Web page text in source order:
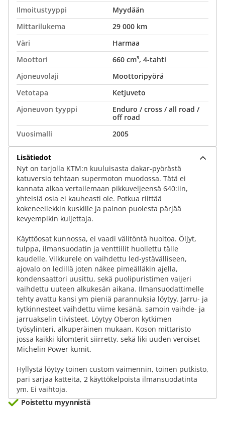
Ilmoitustyyppi
Myydään
Mittarilukema
29 000 km
Väri
Harmaa
Moottori
660 cm³, 4-tahti
Ajoneuvolaji
Moottoripyörä
Vetotapa
Ketjuveto
Ajoneuvon tyyppi
Enduro / cross / all road /
off road
Vuosimalli
2005
Lisätiedot
Nyt on tarjolla KTM:n kuuluisasta dakar-pyörästä
katuversio tehtaan supermoton muodossa. Tätä ei
kannata alkaa vertailemaan pikkuveljeensä 640:iin,
yhteisiä osia ei kauheasti ole. Potkua riittää
kokeneellekkin kuskille ja painon puolesta pärjää
kevyempikin kuljettaja.
Käyttöosat kunnossa, ei vaadi välitöntä huoltoa. Öljyt,
tulppa, ilmansuodatin ja venttiilit huollettu tälle
kaudelle. Vilkkurele on vaihdettu led-ystävälliseen,
ajovalo on ledillä joten näkee pimeälläkin ajella,
kondensaattori uusittu, sekä puolipuristimen vaijeri
vaihdettu uuteen alkukesän aikana. Ilmansuodattimelle
tehty avattu kansi ym pieniä parannuksia löytyy. Jarru- ja
kytkinnesteet vaihdettu viime kesänä, samoin vaihde- ja
jarruakselin tiivisteet, Löytyy Oberon kytkimen
työsylinteri, alkuperäinen mukaan, Koson mittaristo
jossa kaikki kilomterit siirretty, sekä liki uuden veroiset
Michelin Power kumit.
Hyllystä löytyy toinen custom vaimennin, toinen putkisto,
pari sarjaa katteita, 2 käyttökelpoista ilmansuodatinta
ym. Ei vaihtoja.
Poistettu myynnistä